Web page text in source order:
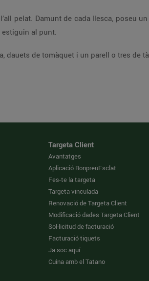
pelat. Damunt de cada llesca, poseu
estiguin al punt.
dauets de tomàquet i un parell o tres de
Targeta Client
Avantatges
Aplicació BonpreuEsclat
Fes-te la targeta
Targeta vinculada
Renovació de Targeta Client
Modificació dades Targeta Client
Sol·licitud de facturació
Facturació tiquets
Ja soc aquí
Cuina amb el Tatano